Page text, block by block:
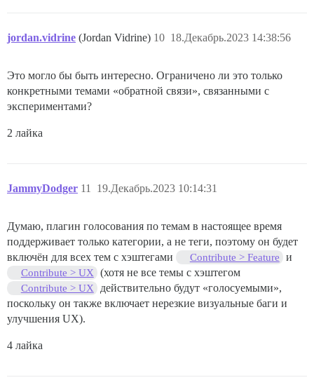
jordan.vidrine (Jordan Vidrine) 18.Декабрь.2023 14:38:56
10
Это могло бы быть интересно. Ограничено ли это только
конкретными темами «обратной связи», связанными с
экспериментами?
2 лайка
JammyDodger 19.Декабрь.2023 10:14:31
11
Думаю, плагин голосования по темам в настоящее время
поддерживает только категории, а не теги, поэтому он будет
включён для всех тем с хэштегами
Contribute > Feature и
Contribute > UX (хотя не все темы с хэштегом
Contribute > UX
действительно будут «голосуемыми»,
поскольку он также включает нерезкие визуальные баги и
улучшения UX).
4 лайка